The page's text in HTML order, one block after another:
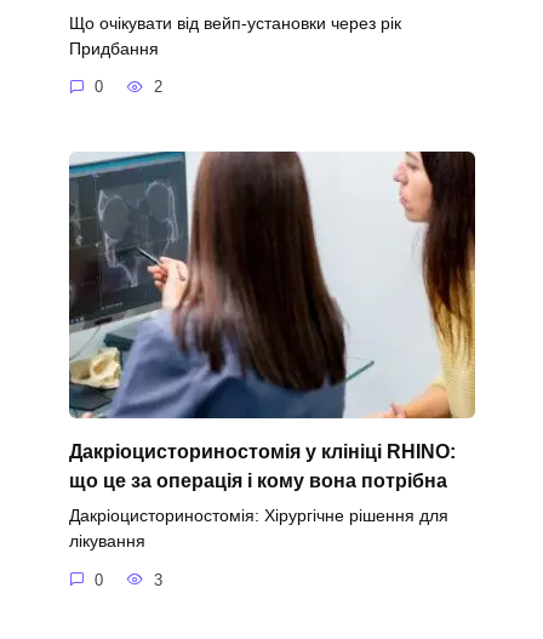
Що очікувати від вейп-установки через рік
Придбання
0 2
Дакріоцисториностомія у клініці RHINO:
що це за операція і кому вона потрібна
Дакріоцисториностомія: Хірургічне рішення для
лікування
0 3